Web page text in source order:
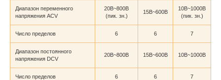
Диапазон переменного
напряжения ACV
20В~800В
(пик. зн.)
15В~600В
10В~1000В
(пик. зн.)
Число пределов 6 6 7
Диапазон постоянного
напряжения DCV
20В~800В 15В~600В 10В~1000В
Число пределов 6 6 7